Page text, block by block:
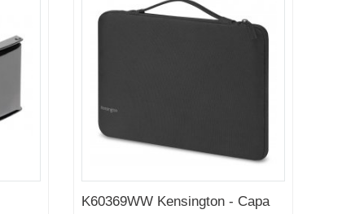
K60369WW Kensington - Capa